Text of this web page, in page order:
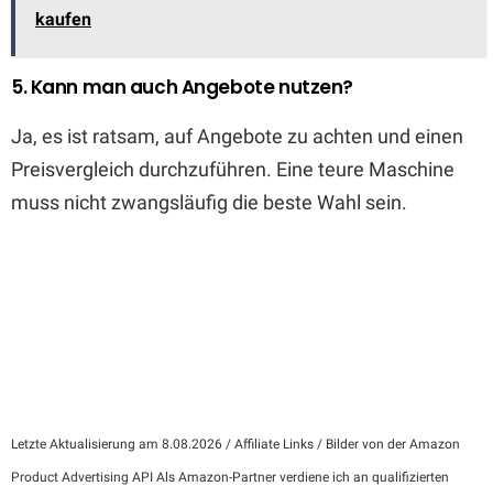
kaufen
5. Kann man auch Angebote nutzen?
Ja, es ist ratsam, auf Angebote zu achten und einen
Preisvergleich durchzuführen. Eine teure Maschine
muss nicht zwangsläufig die beste Wahl sein.
Letzte Aktualisierung am 8.08.2026 / Affiliate Links / Bilder von der Amazon
Product Advertising API Als Amazon-Partner verdiene ich an qualifizierten